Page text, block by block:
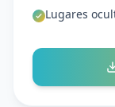
Lugares